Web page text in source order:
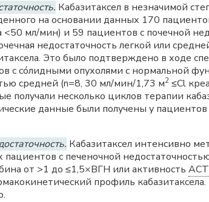
Кабазитаксел в незначимой
на основании данных 170
<50 мл/мин) и 59 пациентов с почечной
недостаточность легкой или
Это было подтверждено в ходе
с сóлидными опухолями с нормальной
средней (n=8, 30 мл/мин/1,73 м2 ≤Cl
получали несколько циклов терапии
данные были получены у
Кабазитаксел интенсивно
пациентов с печеночной
от >1 до ≤1,5×ВГН или активность АСТ
профиль